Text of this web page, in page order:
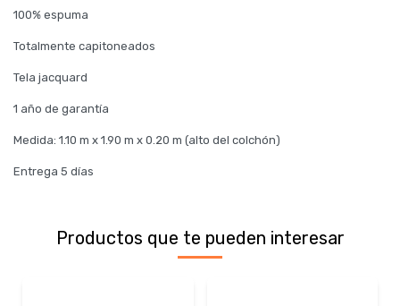
100% espuma
Totalmente capitoneados
Tela jacquard
1 año de garantía
Medida: 1.10 m x 1.90 m x 0.20 m (alto del colchón)
Entrega 5 días
Productos que te pueden interesar